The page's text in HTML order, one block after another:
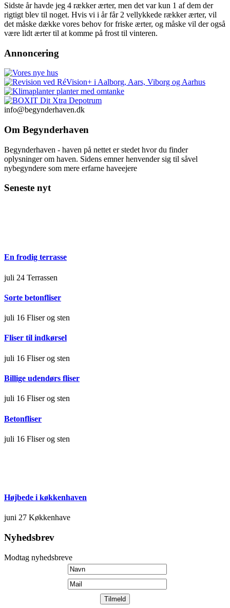
Sidste år havde jeg 4 rækker ærter, men det var kun 1 af dem der
rigtigt blev til noget. Hvis vi i år får 2 vellykkede rækker ærter, vil
det måske dække vores behov for friske ærter, og måske vil der også
være lidt ærter til at komme på frost til vinteren.
Annoncering
info@begynderhaven.dk
Om Begynderhaven
Begynderhaven - haven på nettet er stedet hvor du finder
oplysninger om haven. Sidens emner henvender sig til såvel
nybegyndere som mere erfarne haveejere
Seneste nyt
En frodig terrasse
juli 24 Terrassen
Sorte betonfliser
juli 16 Fliser og sten
Fliser til indkørsel
juli 16 Fliser og sten
Billige udendørs fliser
juli 16 Fliser og sten
Betonfliser
juli 16 Fliser og sten
Højbede i køkkenhaven
juni 27 Køkkenhave
Nyhedsbrev
Modtag nyhedsbreve